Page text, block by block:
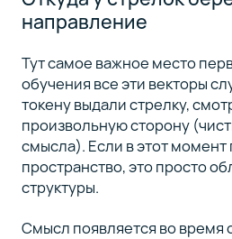
направление
Тут самое важное место
обучения все эти векторы
токену выдали стрелку,
произвольную сторону
смысла). Если в этот момент
пространство, это просто
структуры.
Смысл появляется во время